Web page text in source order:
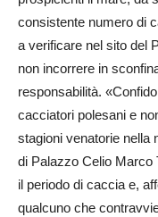
consistente numero di
a verificare nel sito del
non incorrere in
responsabilità.
cacciatori polesani e
stagioni venatorie nella
di Palazzo Celio Marco
il periodo di caccia e,
qualcuno che